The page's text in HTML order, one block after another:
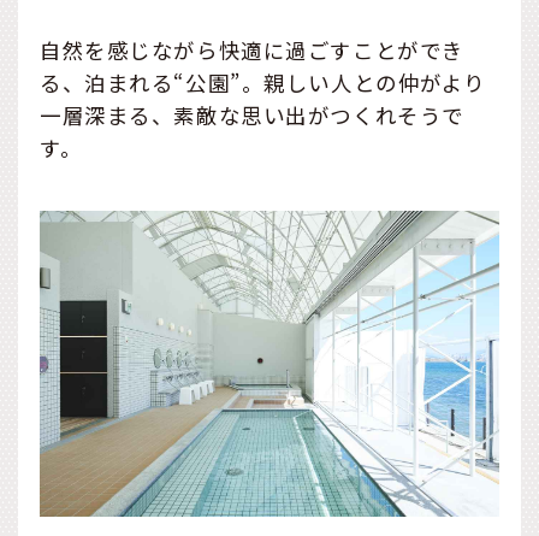
自然を感じながら快適に過ごすことができ
る、泊まれる“公園”。親しい人との仲がより
一層深まる、素敵な思い出がつくれそうで
す。